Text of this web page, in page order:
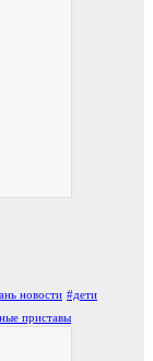
новости #дети
приставы